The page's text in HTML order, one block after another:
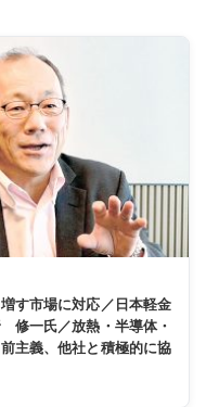
す市場に対応／日本軽金
修一氏／放熱・半導体・
主義、他社と積極的に協